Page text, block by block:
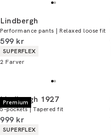
Lindbergh
Performance pants | Relaxed loose fit
I alt (inkl. rabat)
599 kr
Produkt egenskaber
SUPERFLEX
2 Farver
Premium
Lindbergh 1927
5-pockets | Tapered fit
I alt (inkl. rabat)
999 kr
Produkt egenskaber
SUPERFLEX